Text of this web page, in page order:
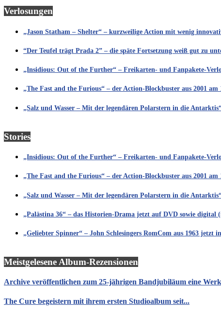
Verlosungen
„Jason Statham – Shelter“ – kurzweilige Action mit wenig
“Der Teufel trägt Prada 2” – die späte Fortsetzung weiß gut zu
„Insidious: Out of the Further“ – Freikarten- und Fanpakete-
„The Fast and the Furious“ – der Action-Blockbuster aus 2001
„Salz und Wasser – Mit der legendären Polarstern in die
Stories
„Insidious: Out of the Further“ – Freikarten- und Fanpakete-
„The Fast and the Furious“ – der Action-Blockbuster aus 2001
„Salz und Wasser – Mit der legendären Polarstern in die
„Palästina 36“ – das Historien-Drama jetzt auf DVD sowie digital
„Geliebter Spinner“ – John Schlesingers RomCom aus 1963 jetzt
Meistgelesene Album-Rezensionen
Archive veröffentlichen zum 25-jährigen Bandjubiläum eine
The Cure begeistern mit ihrem ersten Studioalbum seit...